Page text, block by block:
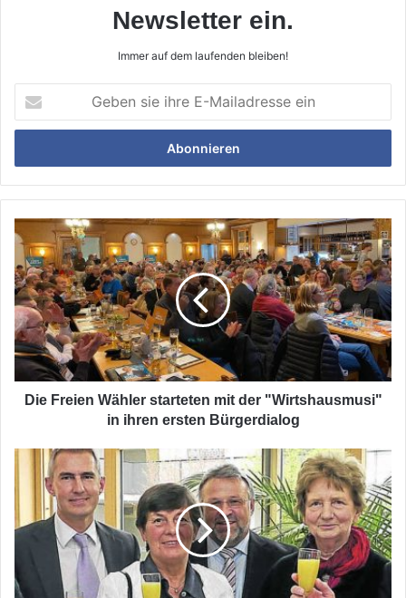
Newsletter ein.
Immer auf dem laufenden bleiben!
sie
ihre
Mailadresse
ein
Freien
Wähler
starteten
mit
der
"Wirtshausmusi"
in
ihren
ersten
Die Freien Wähler starteten mit der "Wirtshausmusi"
in ihren ersten Bürgerdialog
der
ersten
Stunde
Agnes